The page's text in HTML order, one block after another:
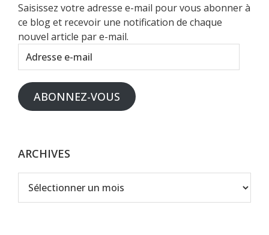
Saisissez votre adresse e-mail pour vous abonner à
ce blog et recevoir une notification de chaque
nouvel article par e-mail.
Adresse
e-
mail
ABONNEZ-VOUS
ARCHIVES